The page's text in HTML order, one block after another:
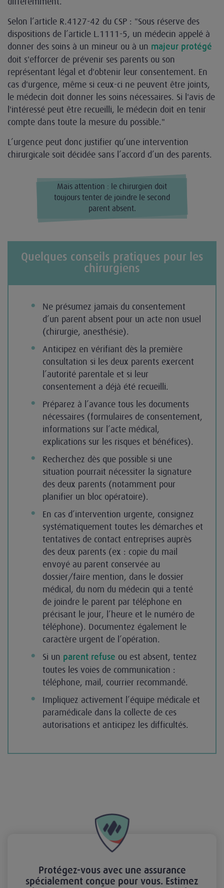
Selon l’article R.4127-42 du CSP : "Sous réserve des
dispositions de l’article L.1111-5, un médecin appelé à
donner des soins à un mineur ou à un majeur protégé
doit s'efforcer de prévenir ses parents ou son
représentant légal et d'obtenir leur consentement. En
cas d'urgence, même si ceux-ci ne peuvent être joints,
le médecin doit donner les soins nécessaires. Si l'avis de
l'intéressé peut être recueilli, le médecin doit en tenir
compte dans toute la mesure du possible."
L’urgence peut donc justifier qu’une intervention
chirurgicale soit décidée sans l’accord d’un des parents.
Mais attention : le chirurgien doit
toujours tenter de joindre le second
parent absent.
Quelques conseils pratiques pour les
chirurgiens
Ne présumez jamais du consentement
d’un parent absent pour un acte non usuel
(chirurgie, anesthésie).
Anticipez en vérifiant dès la première
consultation si les deux parents exercent
l’autorité parentale et si leur
consentement a déjà été recueilli.
Préparez à l’avance tous les documents
nécessaires (formulaires de consentement,
informations sur l’acte médical,
explications sur les risques et bénéfices).
Recherchez dès que possible si une
situation pourrait nécessiter la signature
des deux parents (notamment pour
planifier un bloc opératoire).
En cas d’intervention urgente, consignez
systématiquement toutes les démarches et
tentatives de contact entreprises auprès
des deux parents (ex : copie du mail
envoyé au parent conservée au
dossier/faire mention, dans le dossier
médical, du nom du médecin qui a tenté
de joindre le parent par téléphone en
précisant le jour, l’heure et le numéro de
téléphone). Documentez également le
caractère urgent de l’opération.
Si un parent refuse ou est absent, tentez
toutes les voies de communication :
téléphone, mail, courrier recommandé.
Impliquez activement l’équipe médicale et
paramédicale dans la collecte de ces
autorisations et anticipez les difficultés.
Protégez-vous avec une assurance
spécialement conçue pour vous. Estimez